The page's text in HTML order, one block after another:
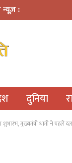
न्यूज़ :
दुनिया
मुख्यमंत्री धामी ने पहले